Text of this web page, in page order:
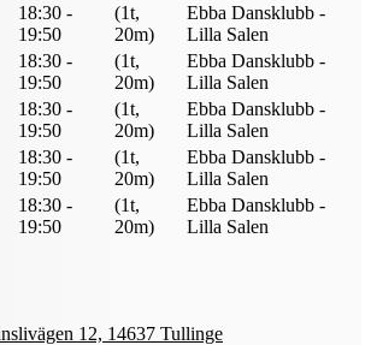
18:30 -
19:50
(1t,
20m)
Ebba Dansklubb -
Lilla Salen
18:30 -
19:50
(1t,
20m)
Ebba Dansklubb -
Lilla Salen
18:30 -
19:50
(1t,
20m)
Ebba Dansklubb -
Lilla Salen
18:30 -
19:50
(1t,
20m)
Ebba Dansklubb -
Lilla Salen
18:30 -
19:50
(1t,
20m)
Ebba Dansklubb -
Lilla Salen
12, 14637 Tullinge